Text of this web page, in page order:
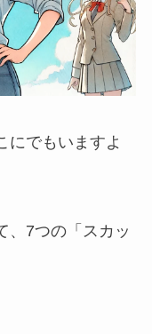
にでもいますよ
、7つの「スカッ